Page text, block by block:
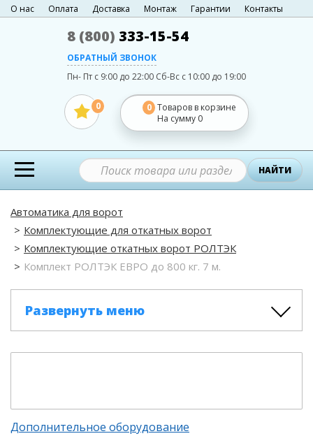
О нас Оплата Доставка Монтаж Гарантии Контакты
8 (800) 333-15-54
ОБРАТНЫЙ ЗВОНОК
Пн- Пт с 9:00 до 22:00 Сб-Вс с 10:00 до 19:00
0 0 Товаров в корзине
На сумму 0
НАЙТИ
Автоматика для ворот
Комплектующие для откатных ворот
Комплектующие откатных ворот РОЛТЭК
Комплект РОЛТЭК ЕВРО до 800 кг. 7 м.
Развернуть меню
Дополнительное оборудование